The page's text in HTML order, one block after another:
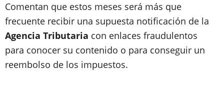
Comentan que estos meses será más que
frecuente recibir una supuesta notificación de la
Agencia Tributaria con enlaces fraudulentos
para conocer su contenido o para conseguir un
reembolso de los impuestos.